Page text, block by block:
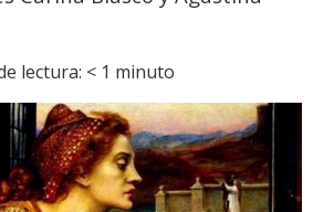
lectura: < 1 minuto